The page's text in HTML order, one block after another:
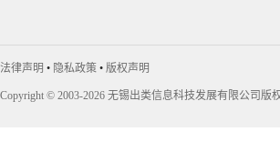
法律声明 • 隐私政策 • 版权声明
Copyright © 2003-2026 无锡出类信息科技发展有限公司版